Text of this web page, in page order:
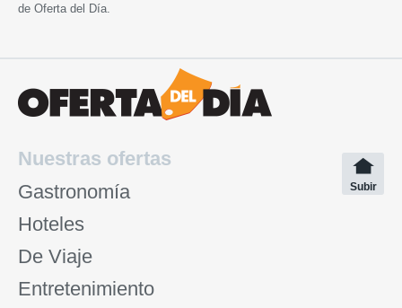
de Oferta del Día.
Nuestras ofertas
Gastronomía
Hoteles
De Viaje
Entretenimiento
Subir